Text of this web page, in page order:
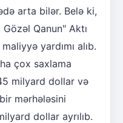
arta bilər. Belə ki,
Qanun" Aktı
yardımı alıb.
çox saxlama
milyard dollar və
mərhələsini
dollar ayrılıb.